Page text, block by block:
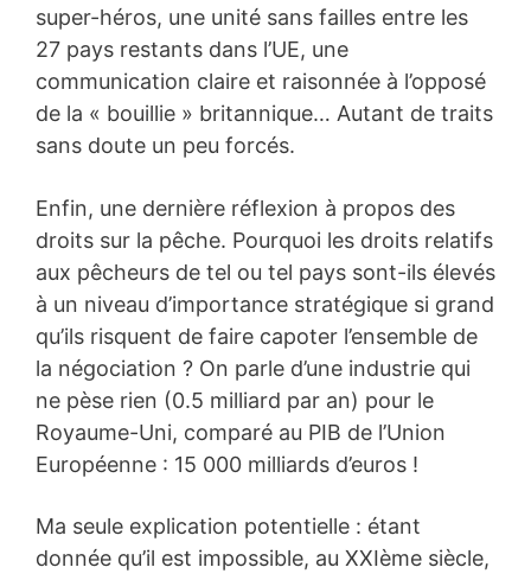
super-héros, une unité sans failles entre les
27 pays restants dans l’UE, une
communication claire et raisonnée à l’opposé
de la « bouillie » britannique… Autant de traits
sans doute un peu forcés.
Enfin, une dernière réflexion à propos des
droits sur la pêche. Pourquoi les droits relatifs
aux pêcheurs de tel ou tel pays sont-ils élevés
à un niveau d’importance stratégique si grand
qu’ils risquent de faire capoter l’ensemble de
la négociation ? On parle d’une industrie qui
ne pèse rien (0.5 milliard par an) pour le
Royaume-Uni, comparé au PIB de l’Union
Européenne : 15 000 milliards d’euros !
Ma seule explication potentielle : étant
donnée qu’il est impossible, au XXIème siècle,